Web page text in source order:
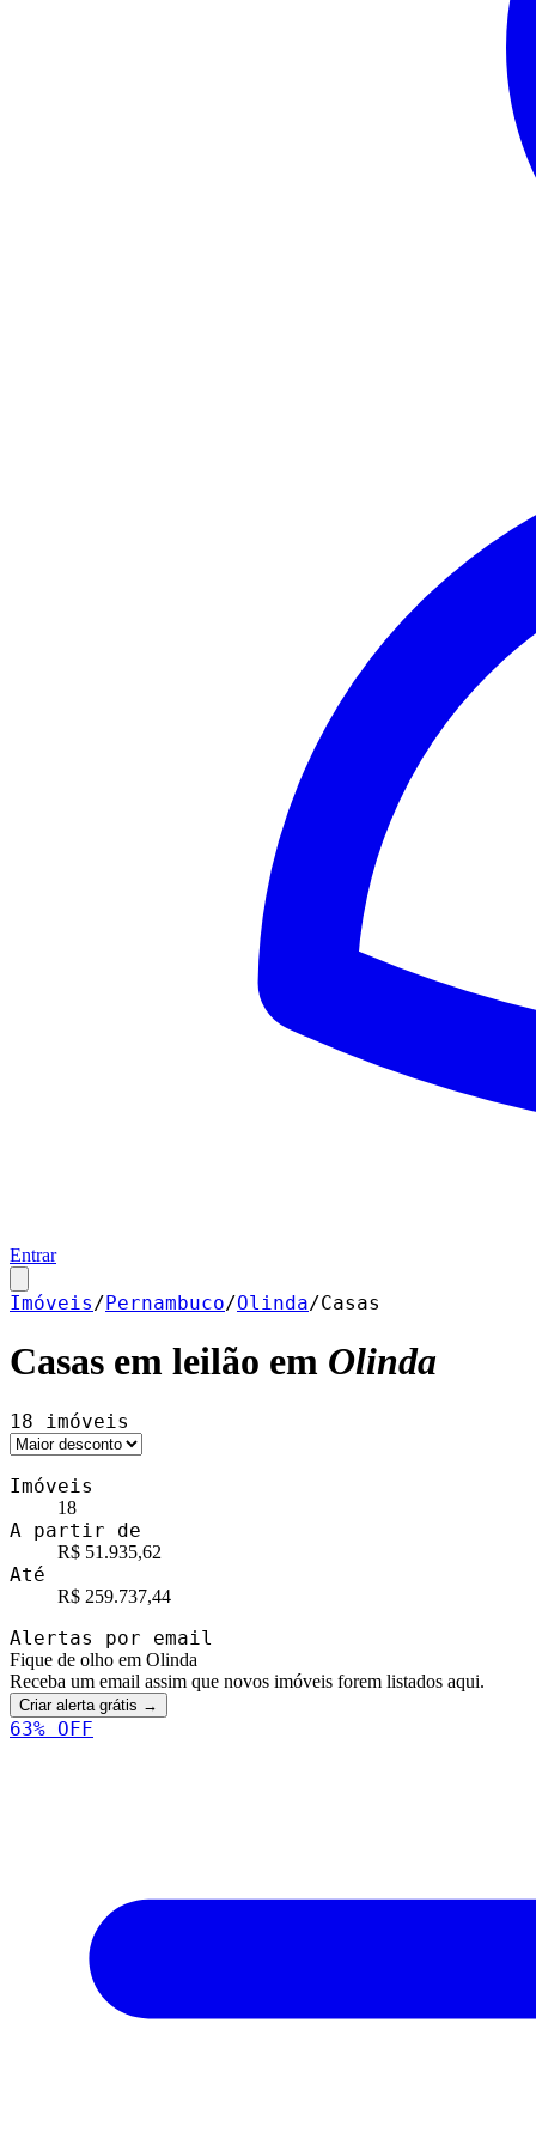
Entrar
Imóveis/Pernambuco/Olinda/Casas
Casas em leilão em Olinda
18 imóveis
Imóveis
18
A partir de
R$ 51.935,62
Até
R$ 259.737,44
Alertas por email
Fique de olho em Olinda
Receba um email assim que novos imóveis forem listados aqui.
Criar alerta grátis →
63% OFF